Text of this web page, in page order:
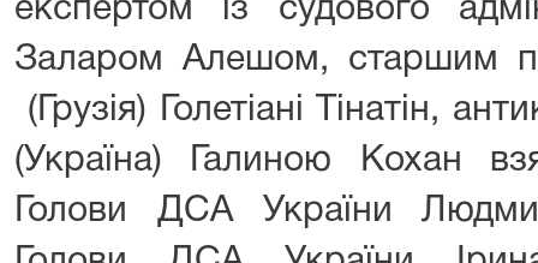
експертом із судового
Заларом Алешом, старшим
(Грузія) Голетіані Тінатін,
(Україна) Галиною Кохан
Голови ДСА України